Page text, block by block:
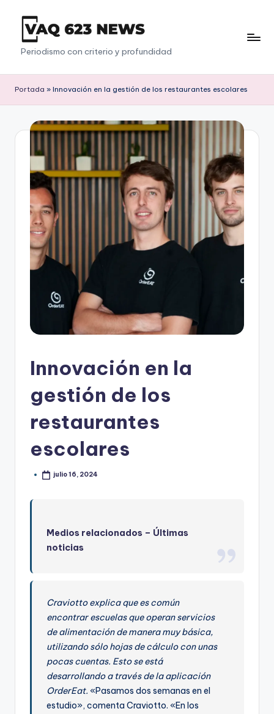
Saltar
contenido
V
a
q
2
3
Periodismo con criterio y profundidad
Portada » Innovación en la gestión de los restaurantes escolares
Innovación en la
gestión de los
restaurantes
escolares
julio 16, 2024
Medios relacionados – Últimas
noticias
Craviotto explica que es común
encontrar escuelas que operan servicios
de alimentación de manera muy básica,
utilizando sólo hojas de cálculo con unas
pocas cuentas. Esto se está
desarrollando a través de la aplicación
OrderEat. «Pasamos dos semanas en el
estudio», comenta Craviotto. «En los